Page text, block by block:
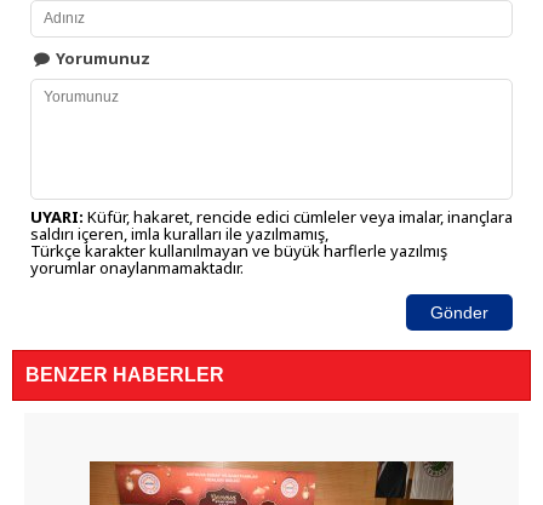
Yorumunuz
UYARI: Küfür, hakaret, rencide edici cümleler veya imalar, inançlara
saldırı içeren, imla kuralları ile yazılmamış,
Türkçe karakter kullanılmayan ve büyük harflerle yazılmış
yorumlar onaylanmamaktadır.
Gönder
BENZER HABERLER